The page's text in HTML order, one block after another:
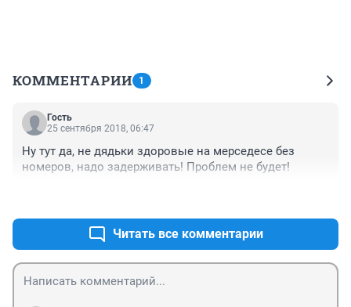
КОММЕНТАРИИ 1
Гость
25 сентября 2018, 06:47
Ну тут да, не дядьки здоровые на мерседесе без
номеров, надо задерживать! Проблем не будет!
Читать все комментарии